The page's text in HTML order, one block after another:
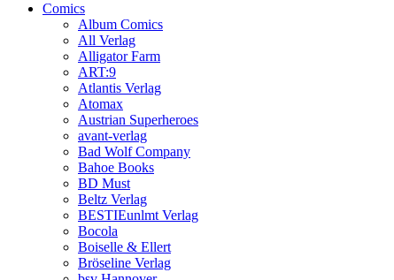
Comics
Album Comics
All Verlag
Alligator Farm
ART:9
Atlantis Verlag
Atomax
Austrian Superheroes
avant-verlag
Bad Wolf Company
Bahoe Books
BD Must
Beltz Verlag
BESTIEunlmt Verlag
Bocola
Boiselle & Ellert
Bröseline Verlag